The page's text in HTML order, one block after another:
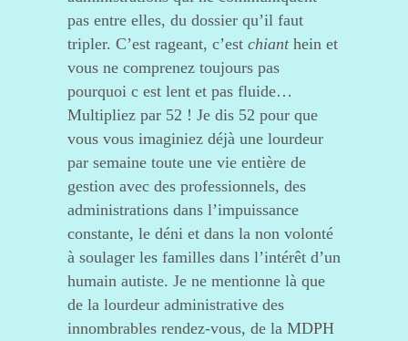
pas entre elles, du dossier qu’il faut
tripler. C’est rageant, c’est chiant hein et
vous ne comprenez toujours pas
pourquoi c est lent et pas fluide…
Multipliez par 52 ! Je dis 52 pour que
vous vous imaginiez déjà une lourdeur
par semaine toute une vie entière de
gestion avec des professionnels, des
administrations dans l’impuissance
constante, le déni et dans la non volonté
à soulager les familles dans l’intérêt d’un
humain autiste. Je ne mentionne là que
de la lourdeur administrative des
innombrables rendez-vous, de la MDPH